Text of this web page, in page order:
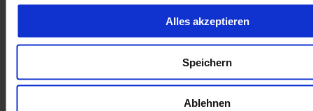
Alles akzeptieren
Speichern
Ablehnen